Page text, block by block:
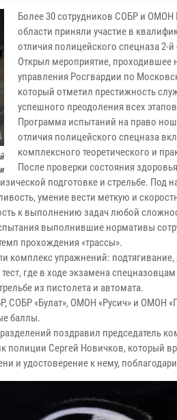
Более 30 сотрудников СОБР и ОМОН
области приняли участие в
отличия полицейского спецназа 2-й
Открыл мероприятие, проходившее
управления Росгвардии по
который отметил престижность
успешного преодоления всех
Программа испытаний на право
отличия полицейского спецназа
комплексного теоретического и
После проверки состояния
подготовке и стрельбе. Под
умение вести меткую и
к выполнению задач любой
выполнившие нормативы
прохождения «трассы».
упражнений:
где в ходе экзамена
из пистолета и автомата.
СОБР «Булат», ОМОН «Русич» и ОМОН
баллы.
поздравил председатель
полиции Сергей Новичков, который
и удостоверение к нему,